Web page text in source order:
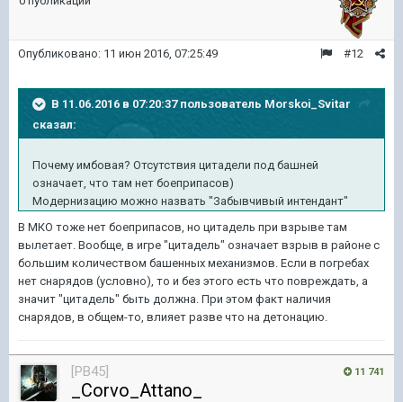
#12
Опубликовано: 11 июн 2016, 07:25:49
В 11.06.2016 в 07:20:37 пользователь Morskoi_Svitar
сказал:
Почему имбовая? Отсутствия цитадели под башней
означает, что там нет боеприпасов)
Модернизацию можно назвать "Забывчивый интендант"
В МКО тоже нет боеприпасов, но цитадель при взрыве там
вылетает. Вообще, в игре "цитадель" означает взрыв в районе с
большим количеством башенных механизмов. Если в погребах
нет снарядов (условно), то и без этого есть что повреждать, а
значит "цитадель" быть должна. При этом факт наличия
снарядов, в общем-то, влияет разве что на детонацию.
11 741
[PB45]
_Corvo_Attano_